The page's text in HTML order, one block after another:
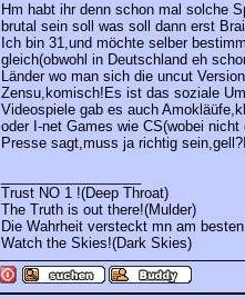
Hm habt ihr denn schon mal solche
brutal sein soll was soll dann erst
Ich bin 31,und möchte selber
gleich(obwohl in Deutschland eh
Länder wo man sich die uncut
Zensu,komisch!Es ist das soziale
Videospiele gab es auch
oder I-net Games wie CS(wobei
Presse sagt,muss ja richtig
Trust NO 1 !(Deep Throat)
The Truth is out there!(Mulder)
Die Wahrheit versteckt mn am
Watch the Skies!(Dark Skies)